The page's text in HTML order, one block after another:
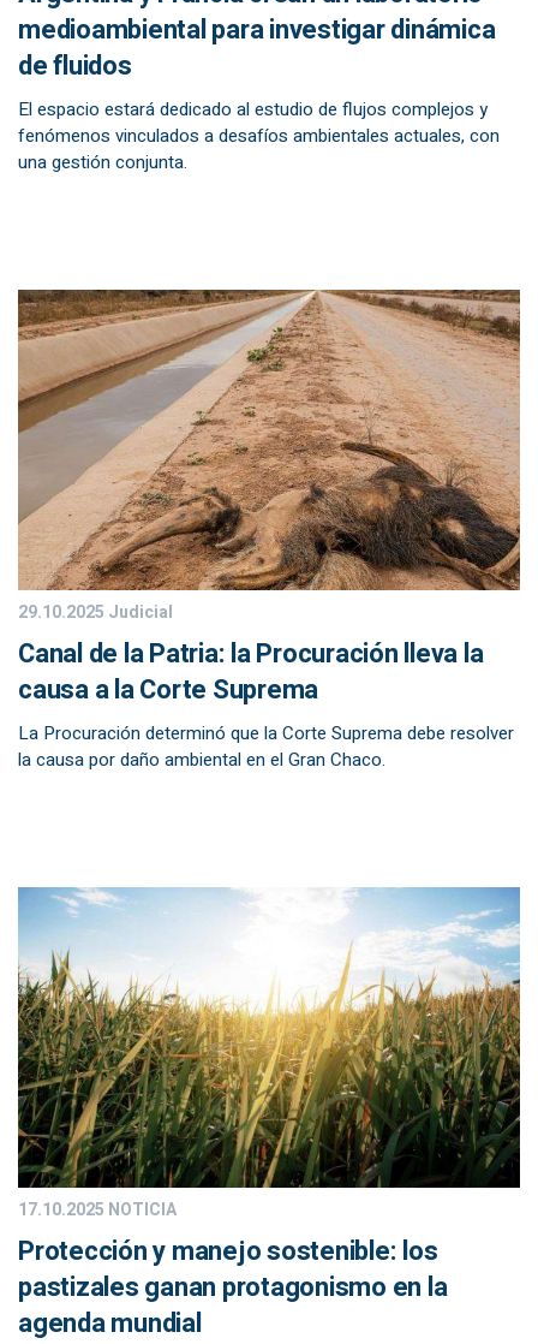
medioambiental para investigar dinámica
de fluidos
El espacio estará dedicado al estudio de flujos complejos y
fenómenos vinculados a desafíos ambientales actuales, con
una gestión conjunta.
29.10.2025 Judicial
Canal de la Patria: la Procuración lleva la
causa a la Corte Suprema
La Procuración determinó que la Corte Suprema debe resolver
la causa por daño ambiental en el Gran Chaco.
17.10.2025 NOTICIA
Protección y manejo sostenible: los
pastizales ganan protagonismo en la
agenda mundial